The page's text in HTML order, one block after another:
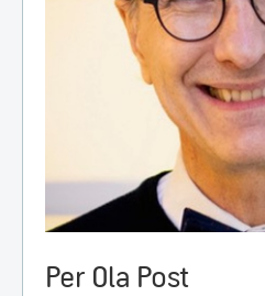
Per Ola Post